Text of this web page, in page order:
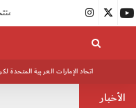
اتحاد الإمارات العربية المتحدة
الأخبار